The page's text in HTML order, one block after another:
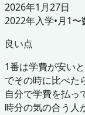
2026年1月27日
2022年入学•月1〜
良い点
1番は学費が安い
でその時に比べた
自分で学費を払っ
時分の気の合う人